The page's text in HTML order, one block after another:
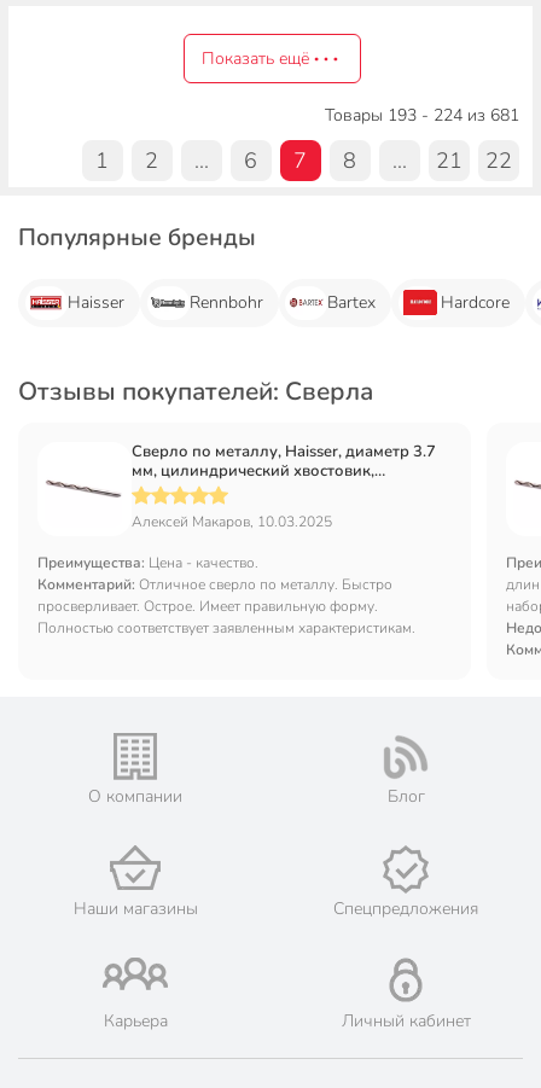
Показать ещё
Товары 193 - 224 из 681
1 2 ... 6 7 8 ... 21 22
Популярные бренды
Haisser Rennbohr Bartex Hardcore
Отзывы покупателей: Сверла
Сверло по металлу, Haisser, диаметр 3.7
мм, цилиндрический хвостовик,
HS101074
Алексей Макаров, 10.03.2025
Преимущества: Цена - качество.
Комментарий: Отличное сверло по металлу. Быстро
просверливает. Острое. Имеет правильную форму.
Полностью соответствует заявленным характеристикам.
О компании Блог
Наши магазины Спецпредложения
Карьера Личный кабинет